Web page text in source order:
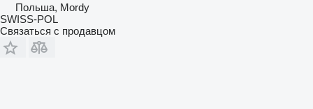
Польша, Mordy
SWISS-POL
Связаться с продавцом